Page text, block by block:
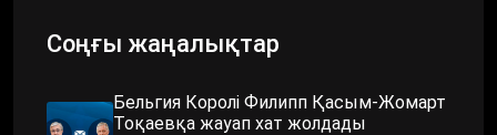
Соңғы жаңалықтар
Бельгия Королі Филипп Қасым-Жомарт
Тоқаевқа жауап хат жолдады